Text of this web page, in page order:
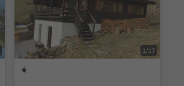
1/17